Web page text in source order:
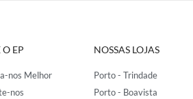
O EP
nos Melhor
nos
NOSSAS LOJAS
Porto - Trindade
Porto - Boavista